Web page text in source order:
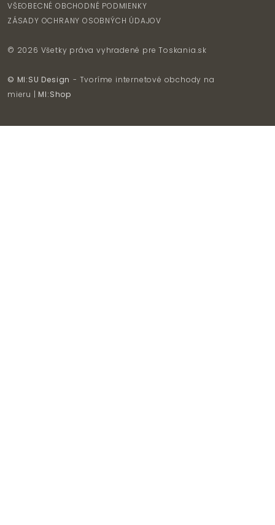
VŠEOBECNÉ OBCHODNÉ PODMIENKY
ZÁSADY OCHRANY OSOBNÝCH ÚDAJOV
© 2026 Všetky práva vyhradené preToskania.sk
© MI:SU Design - Tvoríme internetové obchody na
mieru | MI:Shop